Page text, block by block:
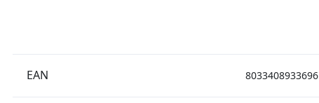
EAN 8033408933696